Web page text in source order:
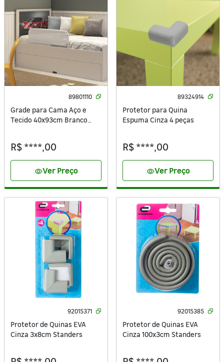
89801110
Grade para Cama Aço e
Tecido 40x93cm Branco
R$ ****,00
visibilityVer Preço
89324914
Protetor para Quina
Espuma Cinza 4 peças
R$ ****,00
visibilityVer Preço
92015371
Protetor de Quinas EVA
Cinza 3x8cm Standers
92015385
Protetor de Quinas EVA
Cinza 100x3cm Standers